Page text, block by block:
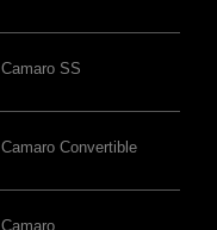
Camaro SS
Camaro Convertible
Camaro